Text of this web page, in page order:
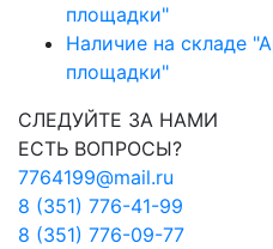
площадки"
Наличие на складе
площадки"
СЛЕДУЙТЕ ЗА НАМИ
ЕСТЬ ВОПРОСЫ?
7764199@mail.ru
8 (351) 776-41-99
8 (351) 776-09-77